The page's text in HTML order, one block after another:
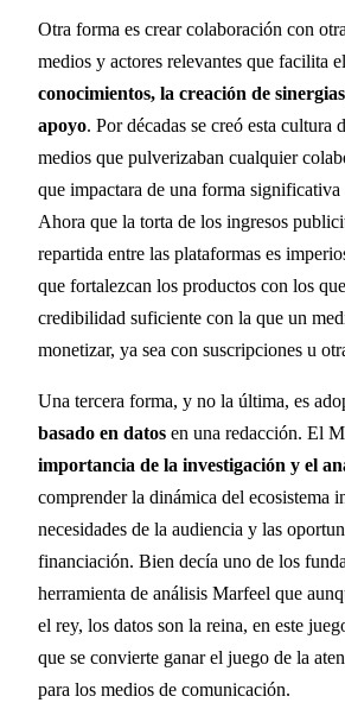
Otra forma es crear colaboración con
medios y actores relevantes que facilita el
conocimientos, la creación de
apoyo. Por décadas se creó esta cultura
medios que pulverizaban cualquier
que impactara de una forma significativa
Ahora que la torta de los ingresos
repartida entre las plataformas es
que fortalezcan los productos con los
credibilidad suficiente con la que un
monetizar, ya sea con suscripciones u
Una tercera forma, y no la última, es
basado en datos en una redacción. El
importancia de la investigación y el
comprender la dinámica del ecosistema
necesidades de la audiencia y las
financiación. Bien decía uno de los
herramienta de análisis Marfeel que
el rey, los datos son la reina, en este
que se convierte ganar el juego de la
para los medios de comunicación.